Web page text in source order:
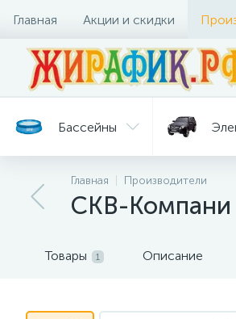
Главная Акции и скидки
Бассейны
Батуты
и уход
горки
Главная Производители
СКВ-Компани
Товары 1 Описание